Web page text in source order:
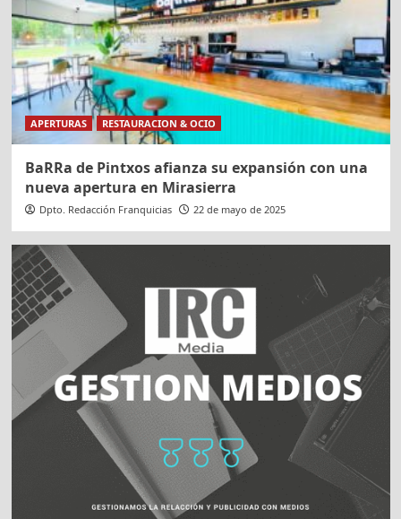
APERTURAS RESTAURACION & OCIO
BaRRa de Pintxos afianza su expansión con una
nueva apertura en Mirasierra
Dpto. Redacción Franquicias 22 de mayo de 2025